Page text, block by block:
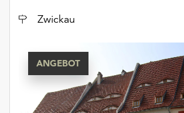
ohne
weiterhin
Möchten
Ort
Zwickau
ANGEBOT